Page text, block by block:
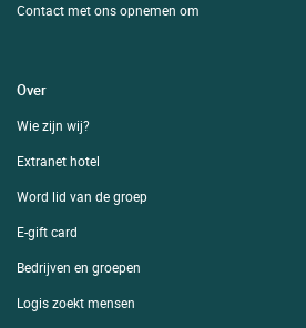
Contact met ons opnemen om
Over
Wie zijn wij?
Extranet hotel
Word lid van de groep
E-gift card
Bedrijven en groepen
Logis zoekt mensen